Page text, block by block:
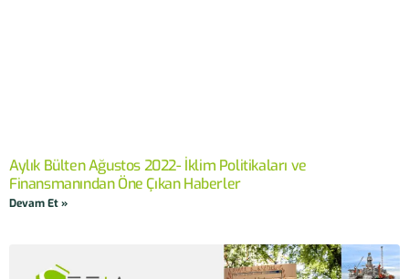
Aylık Bülten Ağustos 2022- İklim Politikaları ve
Finansmanından Öne Çıkan Haberler
Devam Et »